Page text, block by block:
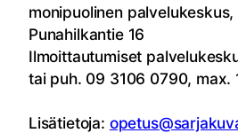
monipuolinen
Punahilkantie 16
Ilmoittautumiset
tai puh. 09 3106 0790, max.
Lisätietoja: